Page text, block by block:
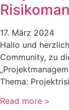
17. März 2024
Hallo und
Community, zu
Thema:
Read more >